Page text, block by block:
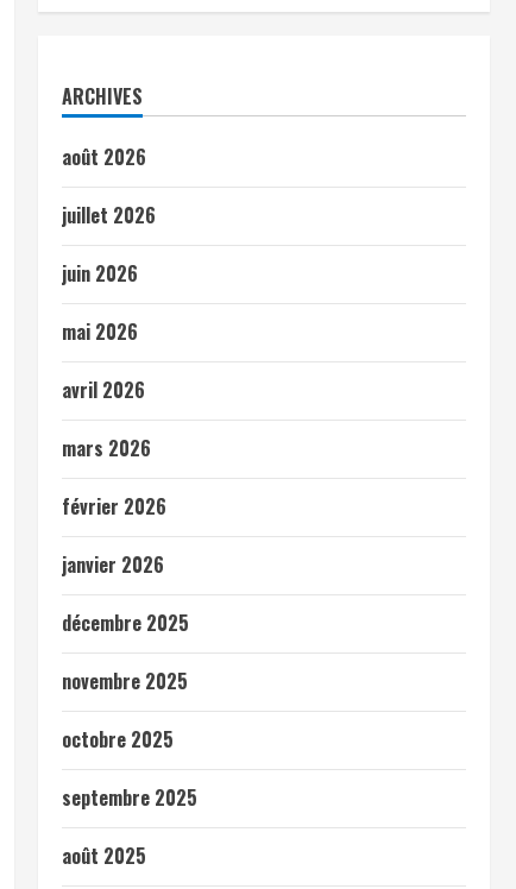
ARCHIVES
août 2026
juillet 2026
juin 2026
mai 2026
avril 2026
mars 2026
février 2026
janvier 2026
décembre 2025
novembre 2025
octobre 2025
septembre 2025
août 2025